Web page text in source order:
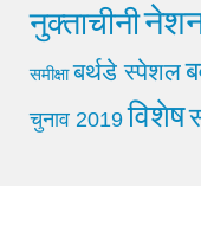
नुक्ताचीनी
समीक्षा बर्थडे स्पेशल
चुनाव 2019 विशेष